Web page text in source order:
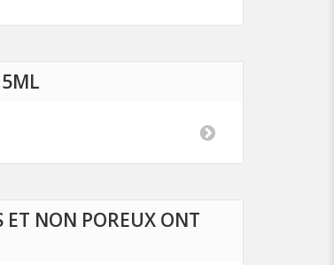
ET NON POREUX ONT